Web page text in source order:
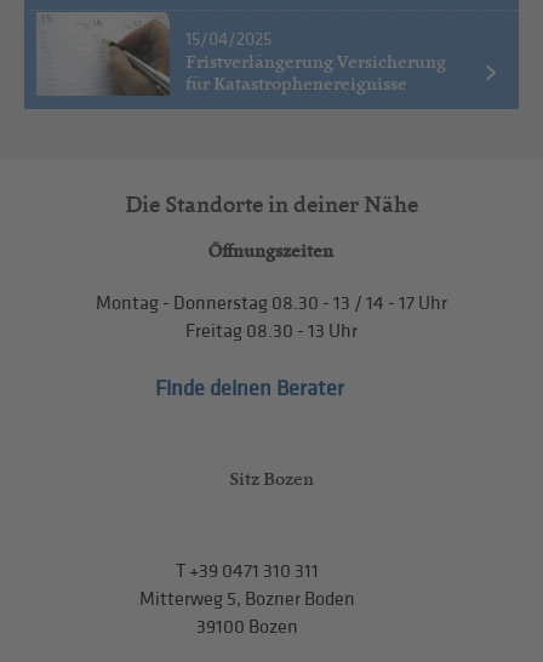
15/04/2025
Fristverlängerung Versicherung
für Katastrophenereignisse
Die Standorte in deiner Nähe
Öffnungszeiten
Montag - Donnerstag 08.30 - 13 / 14 - 17 Uhr
Freitag 08.30 - 13 Uhr
Finde deinen Berater
Sitz Bozen
T+39 0471 310 311
Mitterweg 5, Bozner Boden
39100 Bozen